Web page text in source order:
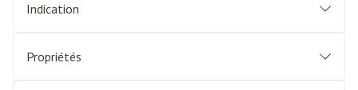
Indication
Propriétés